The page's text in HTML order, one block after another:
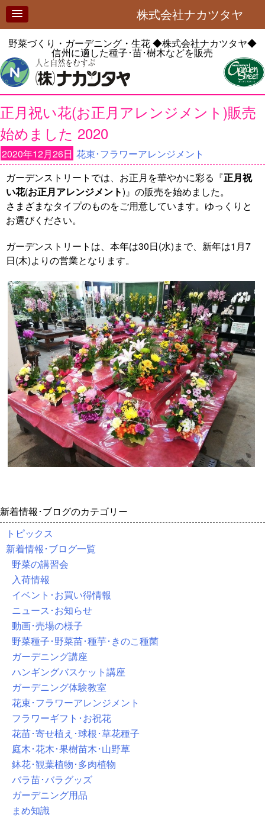
株式会社ナカツタヤ
野菜づくり・ガーデニング・生花◆株式会社ナカツタヤ◆
信州に適した種子･苗･樹木などを販売
正月祝い花(お正月アレンジメント)販売
始めました 2020
2020年12月26日 花束･フラワーアレンジメント
ガーデンストリートでは、お正月を華やかに彩る『正月祝
い花(お正月アレンジメント)』の販売を始めました。
さまざまなタイプのものをご用意しています。ゆっくりと
お選びください。
ガーデンストリートは、本年は30日(水)まで、新年は1月7
日(木)よりの営業となります。
新着情報･ブログのカテゴリー
トピックス
新着情報･ブログ一覧
野菜の講習会
入荷情報
イベント･お買い得情報
ニュース･お知らせ
動画･売場の様子
野菜種子･野菜苗･種芋･きのこ種菌
ガーデニング講座
ハンギングバスケット講座
ガーデニング体験教室
花束･フラワーアレンジメント
フラワーギフト･お祝花
花苗･寄せ植え･球根･草花種子
庭木･花木･果樹苗木･山野草
鉢花･観葉植物･多肉植物
バラ苗･バラグッズ
ガーデニング用品
まめ知識